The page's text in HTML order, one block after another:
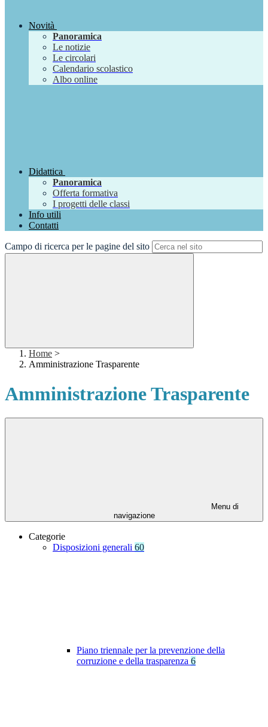
Novità
Panoramica
Le notizie
Le circolari
Calendario scolastico
Albo online
Didattica
Panoramica
Offerta formativa
I progetti delle classi
Info utili
Contatti
Campo di ricerca per le pagine del sito
Home >
Amministrazione Trasparente
Amministrazione Trasparente
Menu di
navigazione
Categorie
Disposizioni generali 60
Piano triennale per la prevenzione della
corruzione e della trasparenza 6